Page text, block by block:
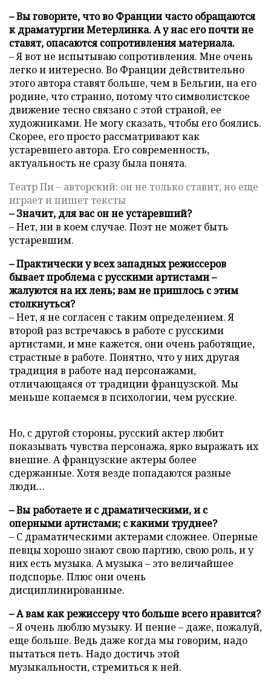
– Вы говорите, что во Франции часто обращаются
к драматургии Метерлинка. А у нас его почти не
ставят, опасаются сопротивления материала.
– Я вот не испытываю сопротивления. Мне очень
легко и интересно. Во Франции действительно
этого автора ставят больше, чем в Бельгии, на его
родине, что странно, потому что символистское
движение тесно связано с этой страной, ее
художниками. Не могу сказать, чтобы его боялись.
Скорее, его просто рассматривают как
устаревшего автора. Его современность,
актуальность не сразу была понята.
Театр Пи – авторский: он не только ставит, но еще
играет и пишет тексты
– Значит, для вас он не устаревший?
– Нет, ни в коем случае. Поэт не может быть
устаревшим.
– Практически у всех западных режиссеров
бывает проблема с русскими артистами –
жалуются на их лень; вам не пришлось с этим
столкнуться?
– Нет, я не согласен с таким определением. Я
второй раз встречаюсь в работе с русскими
артистами, и мне кажется, они очень работящие,
страстные в работе. Понятно, что у них другая
традиция в работе над персонажами,
отличающаяся от традиции французской. Мы
меньше копаемся в психологии, чем русские.
Но, с другой стороны, русский актер любит
показывать чувства персонажа, ярко выражать их
внешне. А французские актеры более
сдержанные. Хотя везде попадаются разные
люди…
– Вы работаете и с драматическими, и с
оперными артистами; с какими труднее?
– С драматическими актерами сложнее. Оперные
певцы хорошо знают свою партию, свою роль, и у
них есть музыка. А музыка – это величайшее
подспорье. Плюс они очень
дисциплинированные.
– А вам как режиссеру что больше всего нравится?
– Я очень люблю музыку. И пение – даже, пожалуй,
еще больше. Ведь даже когда мы говорим, надо
пытаться петь. Надо достичь этой
музыкальности, стремиться к ней.